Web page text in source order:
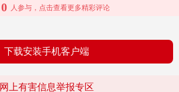
0 人参与，点击查看更多精彩评论
下载安装手机客户端
网上有害信息举报专区